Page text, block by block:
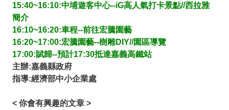
15:40~16:10:中埔遊客中心--iG高人氣打卡景點//西拉雅
簡介
16:10~16:20:車程--前往宏騰園藝
16:20~17:00:宏騰園藝--樹雕DIY//園區導覽
17:00:賦歸--預計17:30抵達嘉義高鐵站
主辦:嘉義縣政府
指導:經濟部中小企業處
< 你會有興趣的文章 >